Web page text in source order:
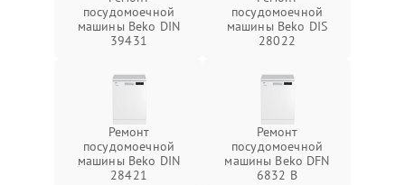
посудомоечной
машины Beko DIN
39431
посудомоечной
машины Beko DIS
28022
Ремонт
посудомоечной
машины Beko DIN
28421
Ремонт
посудомоечной
машины Beko DFN
6832 B